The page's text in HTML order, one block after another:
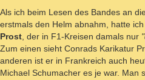
Als ich beim Lesen des Bandes an
erstmals den Helm abnahm, hatte
Prost , der in F1-Kreisen damals nur
Zum einen sieht Conrads Karikatur
anderen ist er in Frankreich auch
Michael Schumacher es je war. Man